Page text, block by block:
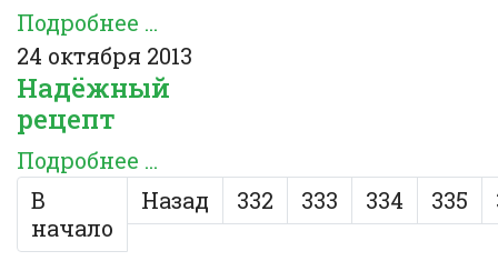
Подробнее ...
24 октября 2013
Надёжный
рецепт
Подробнее ...
В
начало
Назад 332 333 334 335